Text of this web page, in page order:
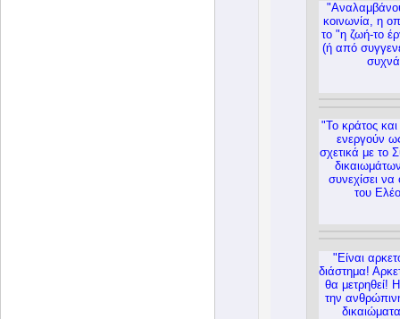
κοινωνία, η
το "η ζωή-το
(ή από
συχνά
"Το κράτος
ενεργούν
σχετικά με το
συνεχίσει να
του
"Είναι
διάστημα!
θα μετρηθεί!
την